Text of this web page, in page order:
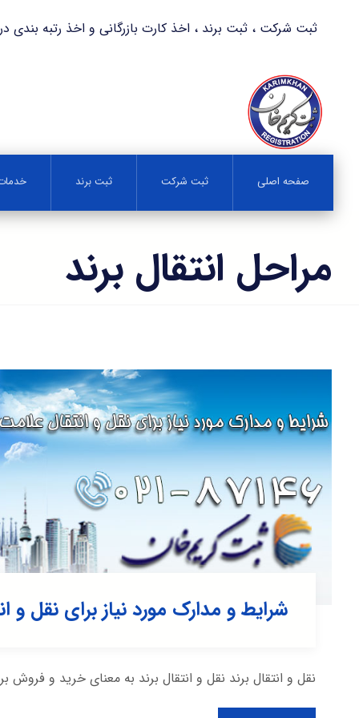
ثبت شرکت ، ثبت برند ، اخذ کارت بازرگانی و اخذ رتبه بندی در کمترین
صفحه اصلی ثبت شرکت ثبت برند
مراحل انتقال برند
شرایط و مدارک مورد نیاز برای نقل و
نقل و انتقال برند نقل و انتقال برند به معنای خرید و